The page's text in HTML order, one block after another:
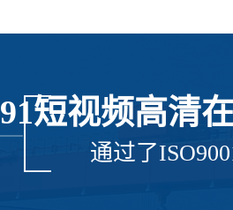
91短视频高清
通过了